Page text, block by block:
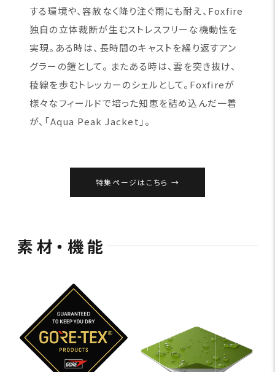
する環境や、容赦なく降り注ぐ雨にも耐え、Foxfire
独自の立体裁断が生むストレスフリーな機動性を
実現。ある時は、長時間のキャストを繰り返すアン
グラーの鎧として。 またある時は、雲を突き抜け、
稜線を歩むトレッカーのシェルとして。Foxfireが
様々なフィールドで培った知恵を詰め込んだ一着
が、「Aqua Peak Jacket」。
特集ページはこちら
素材・機能